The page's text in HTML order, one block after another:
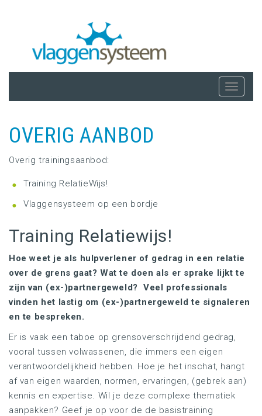
OVERIG AANBOD
Overig trainingsaanbod:
Training RelatieWijs!
Vlaggensysteem op een bordje
Training Relatiewijs!
Hoe weet je als hulpverlener of gedrag in een relatie
over de grens gaat? Wat te doen als er sprake lijkt te
zijn van (ex-)partnergeweld? Veel professionals
vinden het lastig om (ex-)partnergeweld te signaleren
en te bespreken.
Er is vaak een taboe op grensoverschrijdend gedrag,
vooral tussen volwassenen, die immers een eigen
verantwoordelijkheid hebben. Hoe je het inschat, hangt
af van eigen waarden, normen, ervaringen, (gebrek aan)
kennis en expertise. Wil je deze complexe thematiek
aanpakken? Geef je op voor de de basistraining